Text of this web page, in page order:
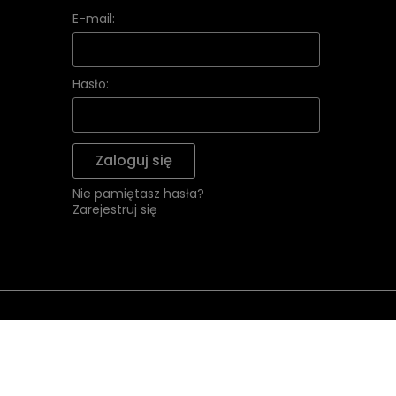
E-mail:
Hasło:
Zaloguj się
Nie pamiętasz hasła?
Zarejestruj się